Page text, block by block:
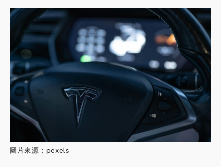
圖片來源：pexels